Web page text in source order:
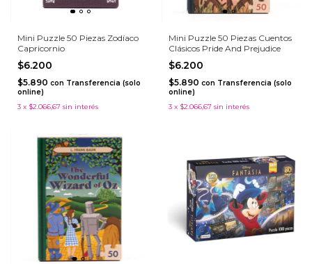
Mini Puzzle 50 Piezas Zodíaco
Capricornio
$6.200
$5.890 con Transferencia (solo
online)
3 x $2.066,67 sin interés
Mini Puzzle 50 Piezas Cuentos
Clásicos Pride And Prejudice
$6.200
$5.890 con Transferencia (solo
online)
3 x $2.066,67 sin interés